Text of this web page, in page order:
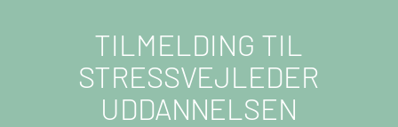
TILMELDING TIL
STRESSVEJLEDER
UDDANNELSEN